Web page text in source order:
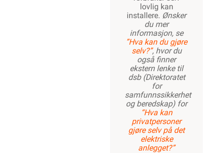
lovlig kan
installere. Ønsker
du mer
informasjon, se
”Hva kan du gjøre
selv?”, hvor du
også finner
ekstern lenke til
dsb (Direktoratet
for
samfunnssikkerhet
og beredskap) for
“Hva kan
privatpersoner
gjøre selv på det
elektriske
anlegget?”